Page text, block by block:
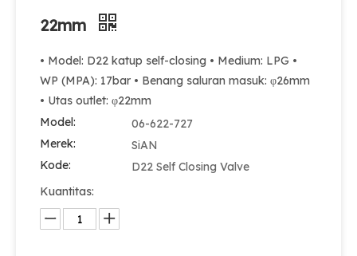
22mm
• Model: D22 katup self-closing • Medium: LPG •
WP (MPA): 17bar • Benang saluran masuk: φ26mm
• Utas outlet: φ22mm
Model:
06-622-727
Merek:
SiAN
Kode:
D22 Self Closing Valve
Kuantitas: